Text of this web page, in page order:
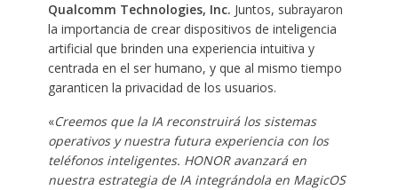
Qualcomm Technologies, Inc. Juntos, subrayaron
la importancia de crear dispositivos de inteligencia
artificial que brinden una experiencia intuitiva y
centrada en el ser humano, y que al mismo tiempo
garanticen la privacidad de los usuarios.
«Creemos que la IA reconstruirá los sistemas
operativos y nuestra futura experiencia con los
teléfonos inteligentes. HONOR avanzará en
nuestra estrategia de IA integrándola en MagicOS